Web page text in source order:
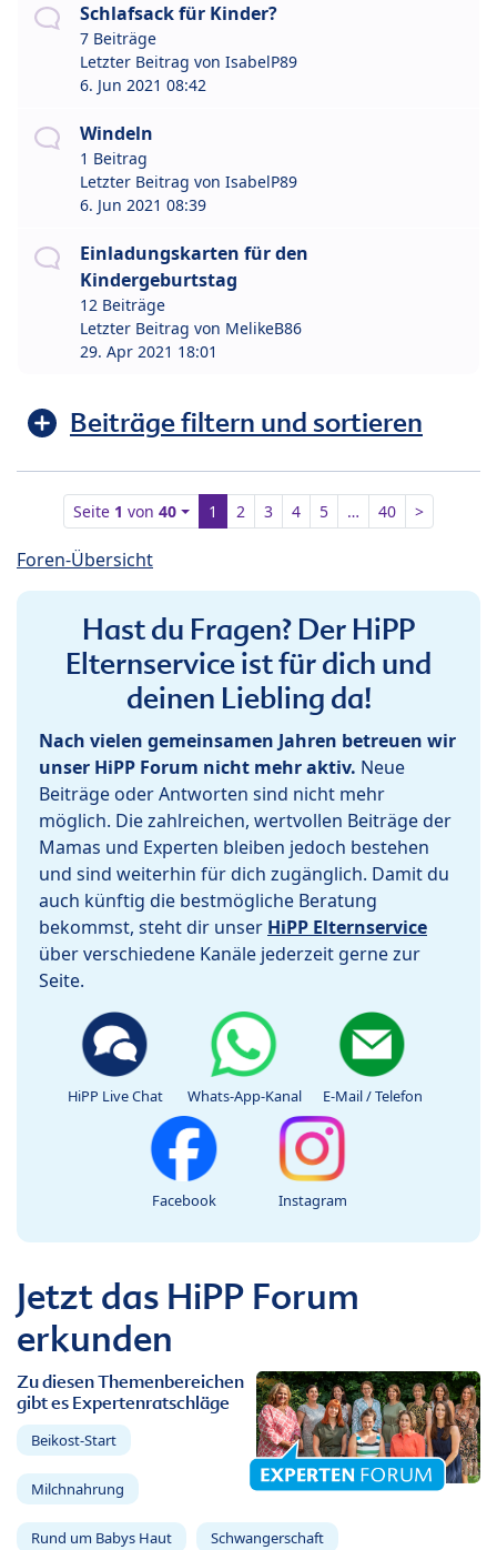
Schlafsack für Kinder?
7 Beiträge
Letzter Beitrag von IsabelP89
6. Jun 2021 08:42
Windeln
1 Beitrag
Letzter Beitrag von IsabelP89
6. Jun 2021 08:39
Einladungskarten für den
Kindergeburtstag
12 Beiträge
Letzter Beitrag von MelikeB86
29. Apr 2021 18:01
Beiträge filtern und sortieren
Seite 1 von40 1 2 3 4 5 … 40 >
Foren-Übersicht
Hast du Fragen? Der HiPP
Elternservice ist für dich und
deinen Liebling da!
Nach vielen gemeinsamen Jahren betreuen wir
unser HiPP Forum nicht mehr aktiv. Neue
Beiträge oder Antworten sind nicht mehr
möglich. Die zahlreichen, wertvollen Beiträge der
Mamas und Experten bleiben jedoch bestehen
und sind weiterhin für dich zugänglich. Damit du
auch künftig die bestmögliche Beratung
bekommst, steht dir unser HiPP Elternservice
über verschiedene Kanäle jederzeit gerne zur
Seite.
HiPP Live Chat Whats-App-Kanal E-Mail / Telefon
Facebook Instagram
Jetzt das HiPP Forum
erkunden
Zu diesen Themenbereichen
gibt es Expertenratschläge
Beikost-Start
Milchnahrung
Rund um Babys Haut Schwangerschaft